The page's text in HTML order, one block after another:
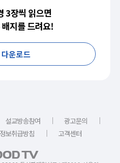
3장씩 읽으면
지를 드려요!
운로드
설교방송참여 ｜ 광고문의
｜
보취급방침 ｜ 고객센터